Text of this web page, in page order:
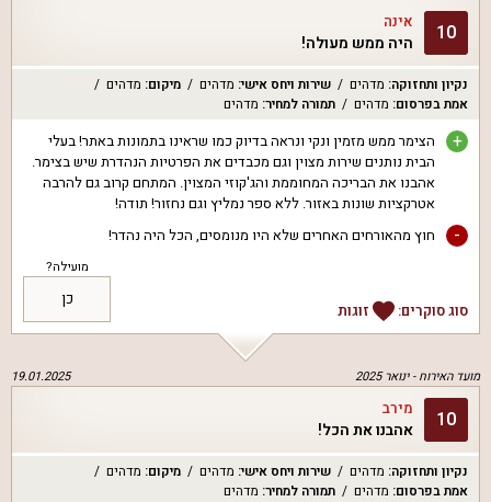
10 אינה
היה ממש מעולה!
נקיון ותחזוקה: מדהים שירות ויחס אישי: מדהים מיקום: מדהים
אמת בפרסום: מדהים תמורה למחיר: מדהים
+
הצימר ממש מזמין ונקי ונראה בדיוק כמו שראינו בתמונות באתר! בעלי
הבית נותנים שירות מצוין וגם מכבדים את הפרטיות הנהדרת שיש בצימר.
אהבנו את הבריכה המחוממת והג'קוזי המצוין. המתחם קרוב גם להרבה
אטרקציות שונות באזור. ללא ספר נמליץ וגם נחזור! תודה!
- חוץ מהאורחים האחרים שלא היו מנומסים, הכל היה נהדר!
סוג סוקרים: זוגות
מועילה?
כן
מועד האירוח -ינואר 2025 19.01.2025
10 מירב
אהבנו את הכל!
נקיון ותחזוקה: מדהים שירות ויחס אישי: מדהים מיקום: מדהים
אמת בפרסום: מדהים תמורה למחיר: מדהים